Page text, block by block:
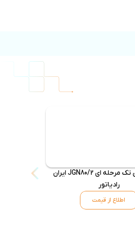
مشعل گازی تک مرحله ای JGN80/2 ایران
رادیاتور
اطلاع از قیمت